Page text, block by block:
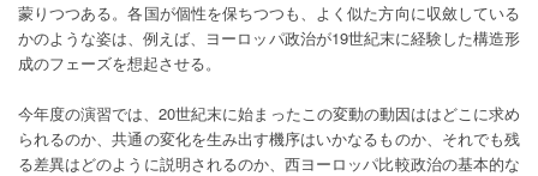
蒙りつつある。各国が個性を保ちつつも、よく似た方向に収斂している
かのような姿は、例えば、ヨーロッパ政治が19世紀末に経験した構造形
成のフェーズを想起させる。
今年度の演習では、20世紀末に始まったこの変動の動因ははどこに求め
られるのか、共通の変化を生み出す機序はいかなるものか、それでも残
る差異はどのように説明されるのか、西ヨーロッパ比較政治の基本的な